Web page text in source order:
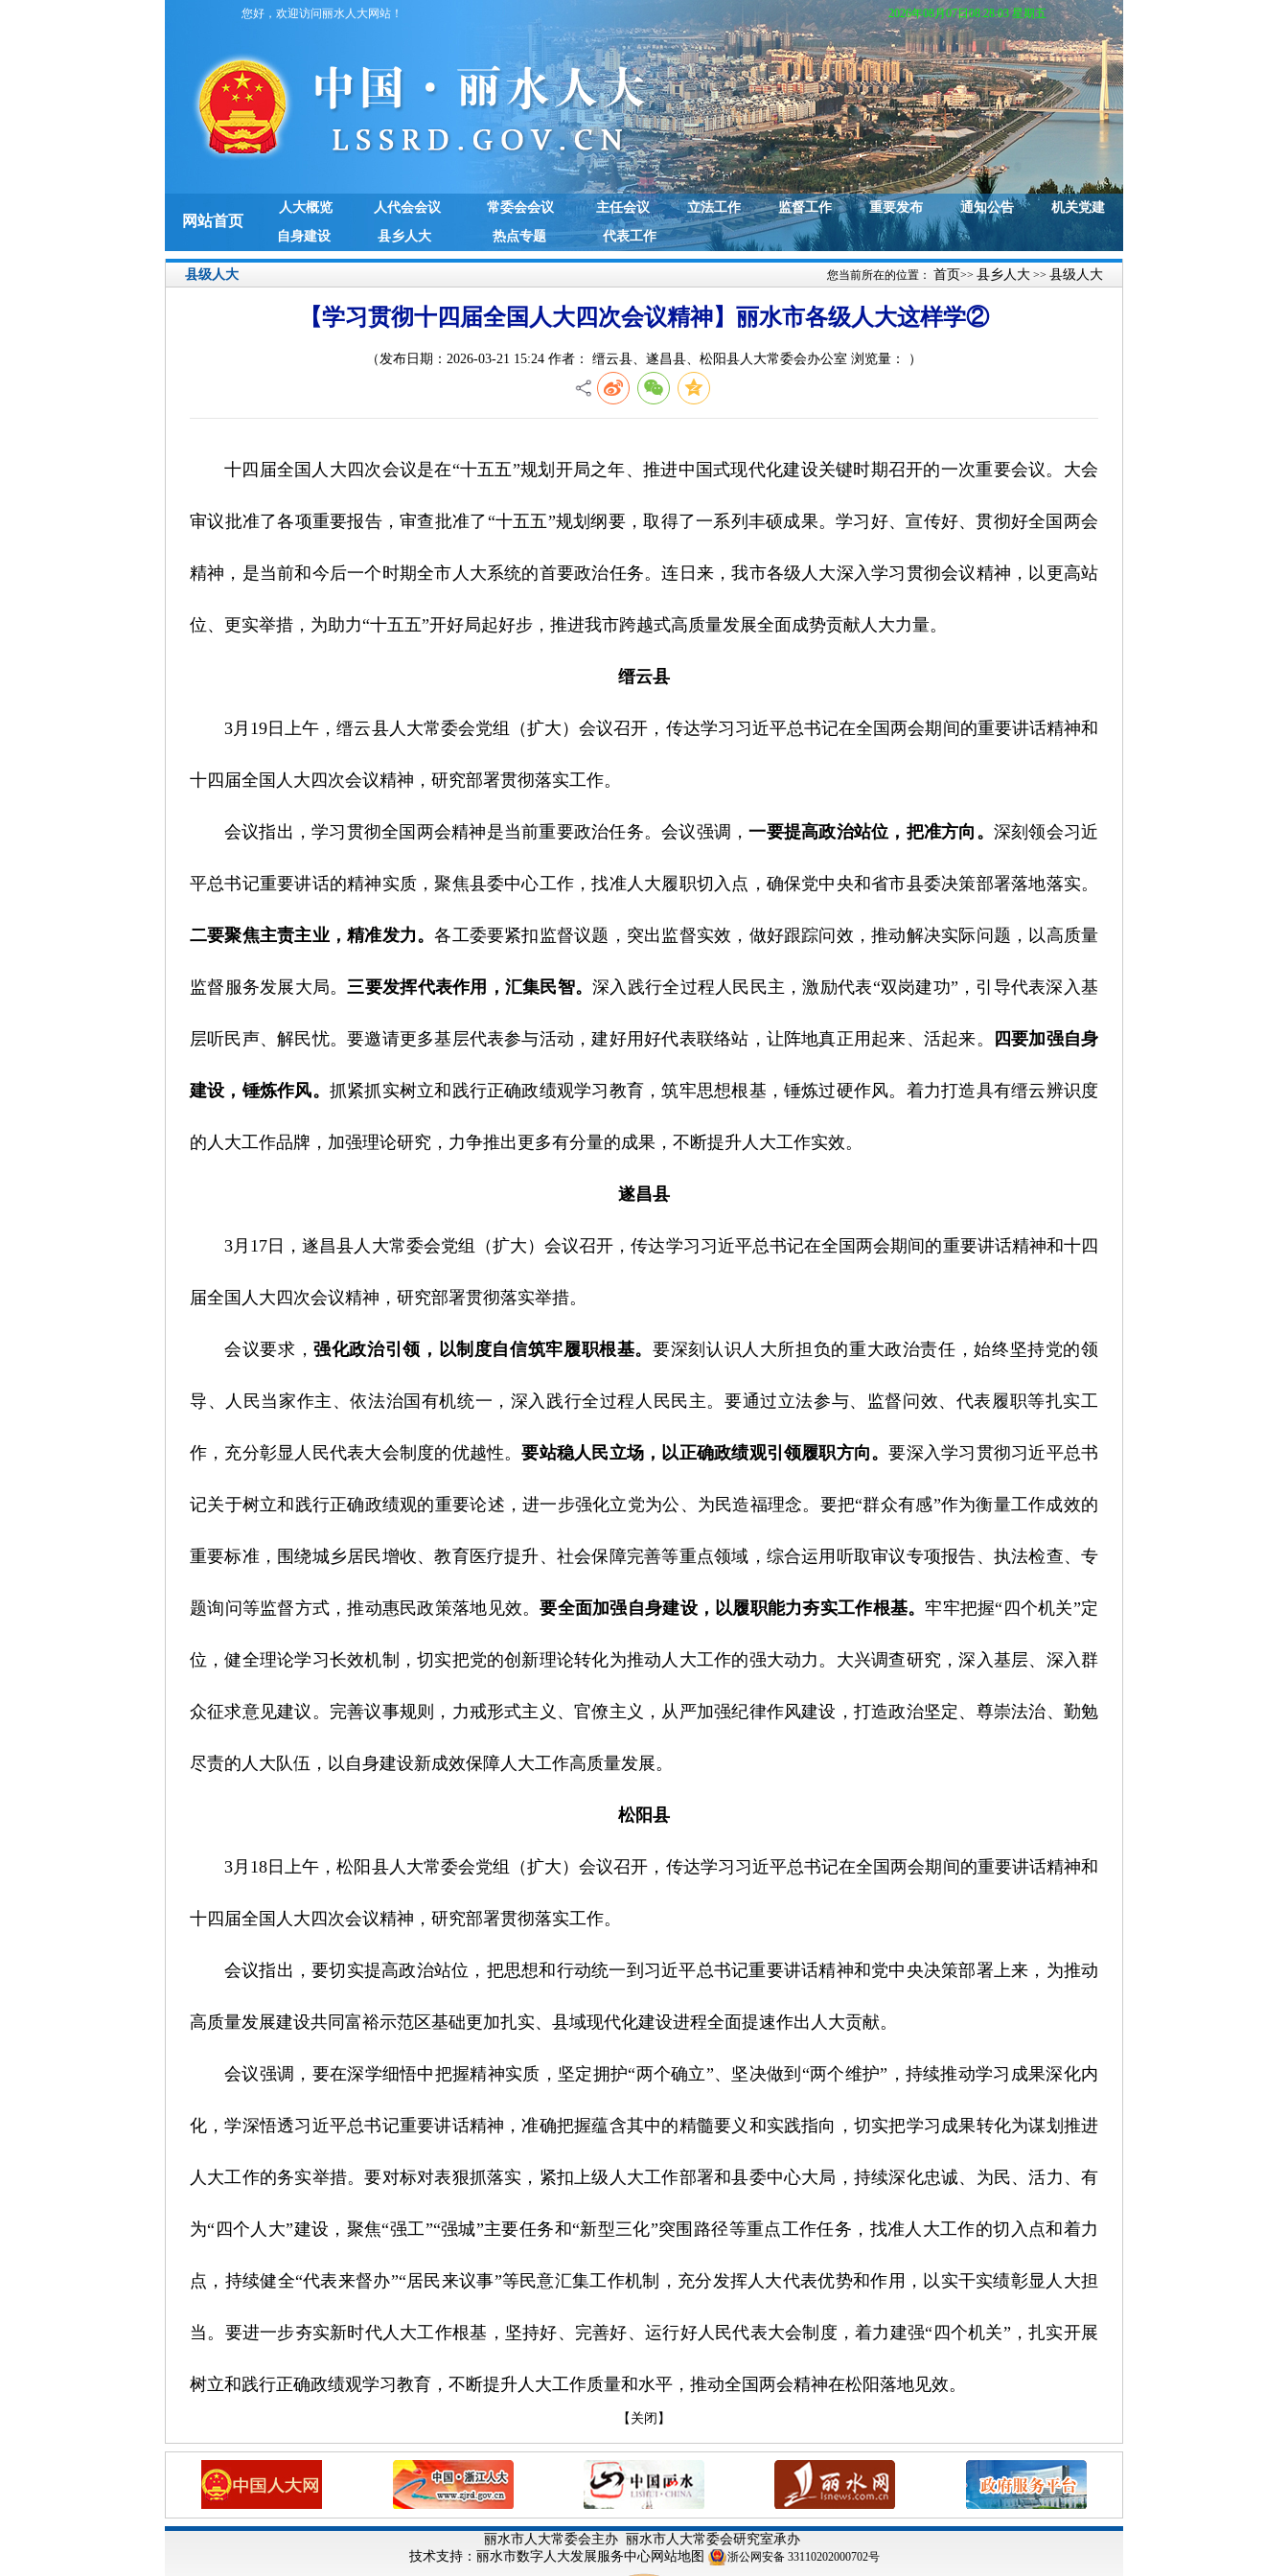
您好，欢迎访问丽水人大网站！ 2026年08月07日08:28:04 星期五
网站首页
人大概览 人代会会议 常委会会议 主任会议 立法工作 监督工作 重要发布 通知公告
机关党建
自身建设
县乡人大 热点专题 代表工作
县级人大 您当前所在的位置： 首页>> 县乡人大 >> 县级人大
【学习贯彻十四届全国人大四次会议精神】丽水市各级人大这样学②
（发布日期：2026-03-21 15:24 作者： 缙云县、遂昌县、松阳县人大常委会办公室 浏览量： ）
十四届全国人大四次会议是在“十五五”规划开局之年、推进中国式现代化建设关键时期召开的一次重要会议。大会
审议批准了各项重要报告，审查批准了“十五五”规划纲要，取得了一系列丰硕成果。学习好、宣传好、贯彻好全国两会
精神，是当前和今后一个时期全市人大系统的首要政治任务。连日来，我市各级人大深入学习贯彻会议精神，以更高站
位、更实举措，为助力“十五五”开好局起好步，推进我市跨越式高质量发展全面成势贡献人大力量。
缙云县
3月19日上午，缙云县人大常委会党组（扩大）会议召开，传达学习习近平总书记在全国两会期间的重要讲话精神和
十四届全国人大四次会议精神，研究部署贯彻落实工作。
会议指出，学习贯彻全国两会精神是当前重要政治任务。会议强调，一要提高政治站位，把准方向。 深刻领会习近
平总书记重要讲话的精神实质，聚焦县委中心工作，找准人大履职切入点，确保党中央和省市县委决策部署落地落实。
二要聚焦主责主业，精准发力。各工委要紧扣监督议题，突出监督实效，做好跟踪问效，推动解决实际问题，以高质量
监督服务发展大局。三要发挥代表作用，汇集民智。深入践行全过程人民民主，激励代表“双岗建功”，引导代表深入基
层听民声、解民忧。要邀请更多基层代表参与活动，建好用好代表联络站，让阵地真正用起来、活起来。 四要加强自身
建设，锤炼作风。 抓紧抓实树立和践行正确政绩观学习教育，筑牢思想根基，锤炼过硬作风。着力打造具有缙云辨识度
的人大工作品牌，加强理论研究，力争推出更多有分量的成果，不断提升人大工作实效。
遂昌县
3月17日，遂昌县人大常委会党组（扩大）会议召开，传达学习习近平总书记在全国两会期间的重要讲话精神和十四
届全国人大四次会议精神，研究部署贯彻落实举措。
会议要求，强化政治引领，以制度自信筑牢履职根基。 要深刻认识人大所担负的重大政治责任，始终坚持党的领
导、人民当家作主、依法治国有机统一，深入践行全过程人民民主。要通过立法参与、监督问效、代表履职等扎实工
作，充分彰显人民代表大会制度的优越性。要站稳人民立场，以正确政绩观引领履职方向。要深入学习贯彻习近平总书
记关于树立和践行正确政绩观的重要论述，进一步强化立党为公、为民造福理念。要把“群众有感”作为衡量工作成效的
重要标准，围绕城乡居民增收、教育医疗提升、社会保障完善等重点领域，综合运用听取审议专项报告、执法检查、专
题询问等监督方式，推动惠民政策落地见效。要全面加强自身建设，以履职能力夯实工作根基。牢牢把握“四个机关”定
位，健全理论学习长效机制，切实把党的创新理论转化为推动人大工作的强大动力。大兴调查研究，深入基层、深入群
众征求意见建议。完善议事规则，力戒形式主义、官僚主义，从严加强纪律作风建设，打造政治坚定、尊崇法治、勤勉
尽责的人大队伍，以自身建设新成效保障人大工作高质量发展。
松阳县
3月18日上午，松阳县人大常委会党组（扩大）会议召开，传达学习习近平总书记在全国两会期间的重要讲话精神和
十四届全国人大四次会议精神，研究部署贯彻落实工作。
会议指出，要切实提高政治站位，把思想和行动统一到习近平总书记重要讲话精神和党中央决策部署上来，为推动
高质量发展建设共同富裕示范区基础更加扎实、县域现代化建设进程全面提速作出人大贡献。
会议强调，要在深学细悟中把握精神实质，坚定拥护“两个确立”、坚决做到“两个维护”，持续推动学习成果深化内
化，学深悟透习近平总书记重要讲话精神，准确把握蕴含其中的精髓要义和实践指向，切实把学习成果转化为谋划推进
人大工作的务实举措。要对标对表狠抓落实，紧扣上级人大工作部署和县委中心大局，持续深化忠诚、为民、活力、有
为“四个人大”建设，聚焦“强工”“强城”主要任务和“新型三化”突围路径等重点工作任务，找准人大工作的切入点和着力
点，持续健全“代表来督办”“居民来议事”等民意汇集工作机制，充分发挥人大代表优势和作用，以实干实绩彰显人大担
当。要进一步夯实新时代人大工作根基，坚持好、完善好、运行好人民代表大会制度，着力建强“四个机关”，扎实开展
树立和践行正确政绩观学习教育，不断提升人大工作质量和水平，推动全国两会精神在松阳落地见效。
【关闭】
丽水市人大常委会主办 丽水市人大常委会研究室承办
技术支持：丽水市数字人大发展服务中心网站地图 浙公网安备 33110202000702号